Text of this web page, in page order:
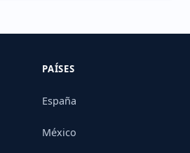
PAÍSES
España
México